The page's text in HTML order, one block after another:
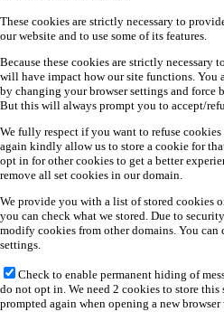
These cookies are strictly necessary to
our website and to use some of its features.
Because these cookies are strictly necessary
will have impact how our site functions. You
by changing your browser settings and
But this will always prompt you to accept/
We fully respect if you want to refuse
again kindly allow us to store a cookie for
opt in for other cookies to get a better
remove all set cookies in our domain.
We provide you with a list of stored cookies
you can check what we stored. Due to
modify cookies from other domains. You can
settings.
Check to enable permanent hiding of
do not opt in. We need 2 cookies to store
prompted again when opening a new